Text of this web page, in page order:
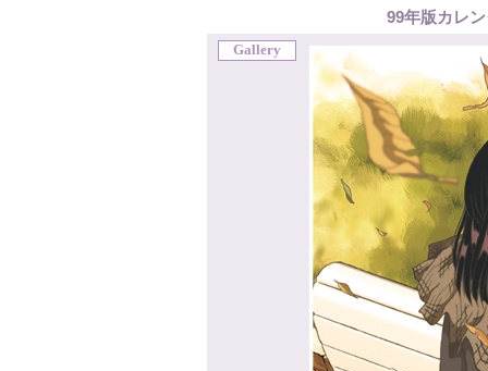
99年版カレ
Gallery